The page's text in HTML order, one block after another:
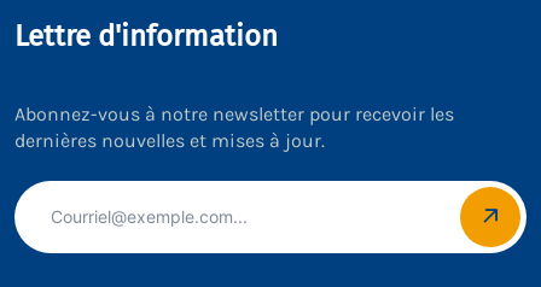
Lettre d'information
Abonnez-vous à notre newsletter pour recevoir les
dernières nouvelles et mises à jour.